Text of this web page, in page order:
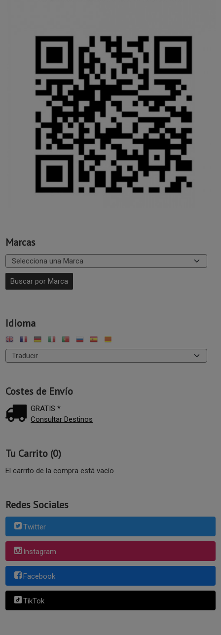
Marcas
Idioma
Costes de Envío
GRATIS *
Consultar Destinos
Tu Carrito (0)
El carrito de la compra está vacío
Redes Sociales
Twitter
Instagram
Facebook
TikTok